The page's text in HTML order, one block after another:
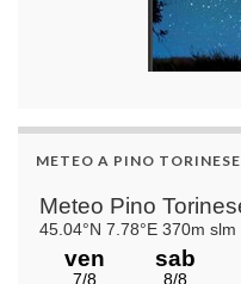
METEO A PINO TORINESE